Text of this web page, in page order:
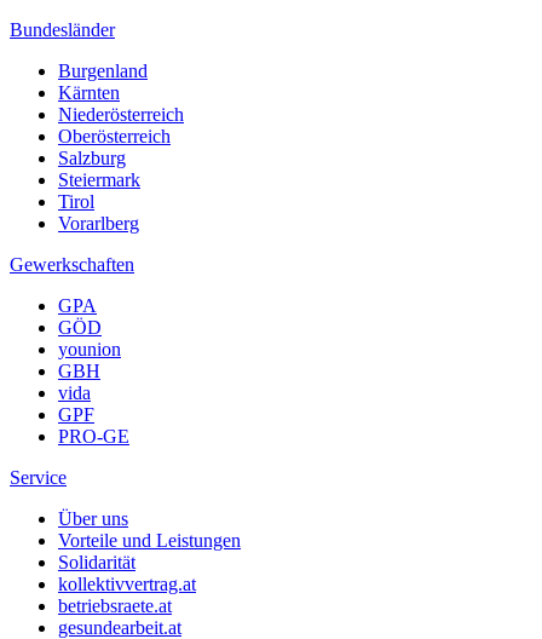
Bundesländer
Burgenland
Kärnten
Niederösterreich
Oberösterreich
Salzburg
Steiermark
Tirol
Vorarlberg
Gewerkschaften
GPA
GÖD
younion
GBH
vida
GPF
PRO-GE
Service
Über uns
Vorteile und Leistungen
Solidarität
kollektivvertrag.at
betriebsraete.at
gesundearbeit.at